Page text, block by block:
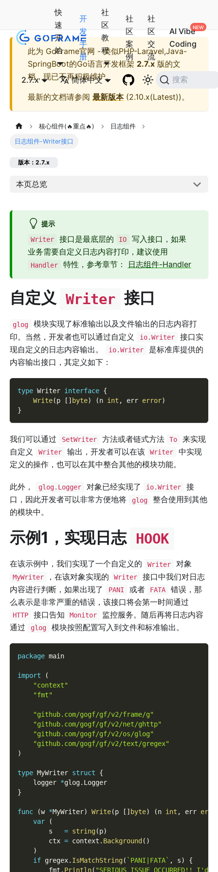
快
速
开
始
开
发
手
册
社
区
教
程
社
区
案
例
社
区
交
流
AI Vibe
Coding
2.7.x 简体中文 搜索
此为 GoFrame官网 - 类似PHP-Laravel,Java-
SpringBoot的Go语言开发框架 2.7.x 版的文
档，现已不再积极维护。
最新的文档请参阅 最新版本(2.10.x(Latest))。
核心组件(🔥重点🔥) 日志组件
日志组件-Writer接口
版本：2.7.x
本页总览
提示
Writer 接口是最底层的 IO
写入接口，如果
业务需要自定义日志内容打印，建议使用
Handler 特性，参考章节： 日志组件-Handler
自定义 Writer 接口
glog
模块实现了标准输出以及文件输出的日志内容打
印。当然，开发者也可以通过自定义
io.Writer
接口实
现自定义的日志内容输出。
io.Writer
是标准库提供的
内容输出接口，其定义如下：
type Writer interface {
Write(p [ ] byte) (n int , err error)
}
我们可以通过 SetWriter 方法或者链式方法 To
来实现
自定义
Writer 输出，开发者可以在该 Writer
中实现
定义的操作，也可以在其中整合其他的模块功能。
此外， glog.Logger 对象已经实现了 io.Writer
接
口，因此开发者可以非常方便地将
glog
整合使用到其他
的模块中。
示例1，实现日志 HOOK
在该示例中，我们实现了一个自定义的 Writer 对象
MyWriter ，在该对象实现的 Writer
接口中我们对日志
内容进行判断，如果出现了
PANI 或者 FATA
错误，那
么表示是非常严重的错误，该接口将会第一时间通过
HTTP 接口告知 Monitor
监控服务。随后再将日志内容
通过
glog 模块按照配置写入到文件和标准输出。
package main
import
(
"context"
"fmt"
"github.com/gogf/gf/v2/frame/g"
"github.com/gogf/gf/v2/net/ghttp"
"github.com/gogf/gf/v2/os/glog"
"github.com/gogf/gf/v2/text/gregex"
)
type MyWriter struct
{
    logger
*glog. Logger
}
func (w *MyWriter) Write(p [ ] byte) (n int , err
var
(
        s
= string(p)
        ctx
= context . Background ( )
)
if gregex. IsMatchString( `PANI|FATA` , s)
{
        fmt
. Println( "SERIOUS ISSUE